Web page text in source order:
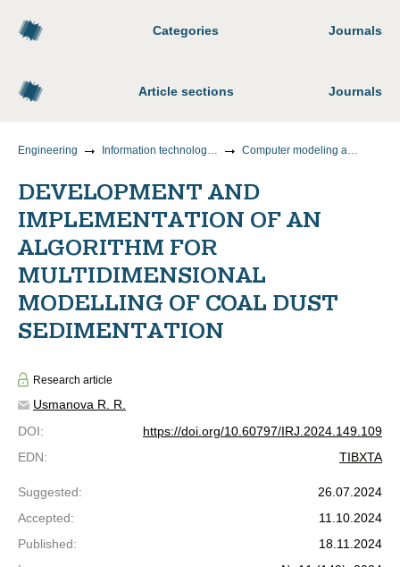
Categories Journals
Article sections Journals
Engineering Information technology and telecommunications Computer modeling and design automation
DEVELOPMENT AND
IMPLEMENTATION OF AN
ALGORITHM FOR
MULTIDIMENSIONAL
MODELLING OF COAL DUST
SEDIMENTATION
Research article
Usmanova R. R.
DOI:
https://doi.org/10.60797/IRJ.2024.149.109
EDN: TIBXTA
Suggested:
26.07.2024
Accepted:
11.10.2024
Published:
18.11.2024